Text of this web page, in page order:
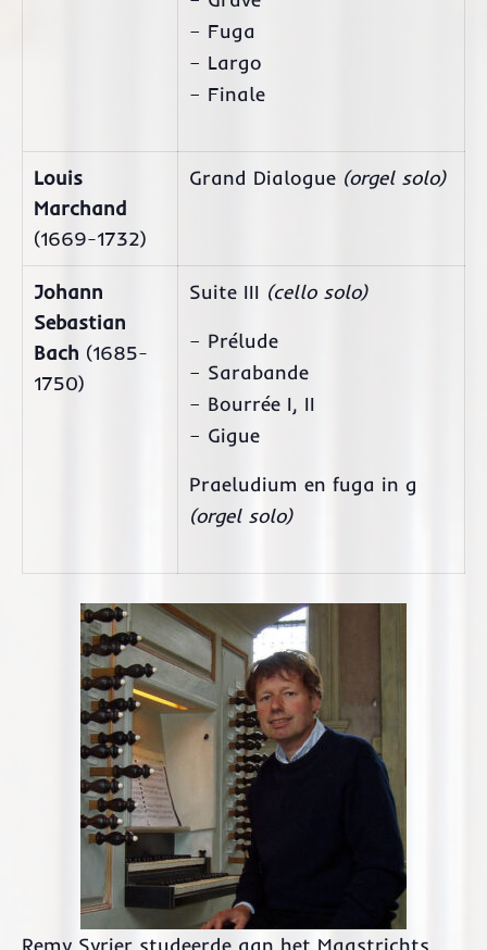
– Fuga
– Largo
– Finale
Louis
Marchand
(1669-1732)
Grand Dialogue (orgel solo)
Johann
Sebastian
Bach (1685-
1750)
Suite III (cello solo)
– Prélude
– Sarabande
– Bourrée I, II
– Gigue
Praeludium en fuga in g
(orgel solo)
Remy Syrier studeerde aan het Maastrichts